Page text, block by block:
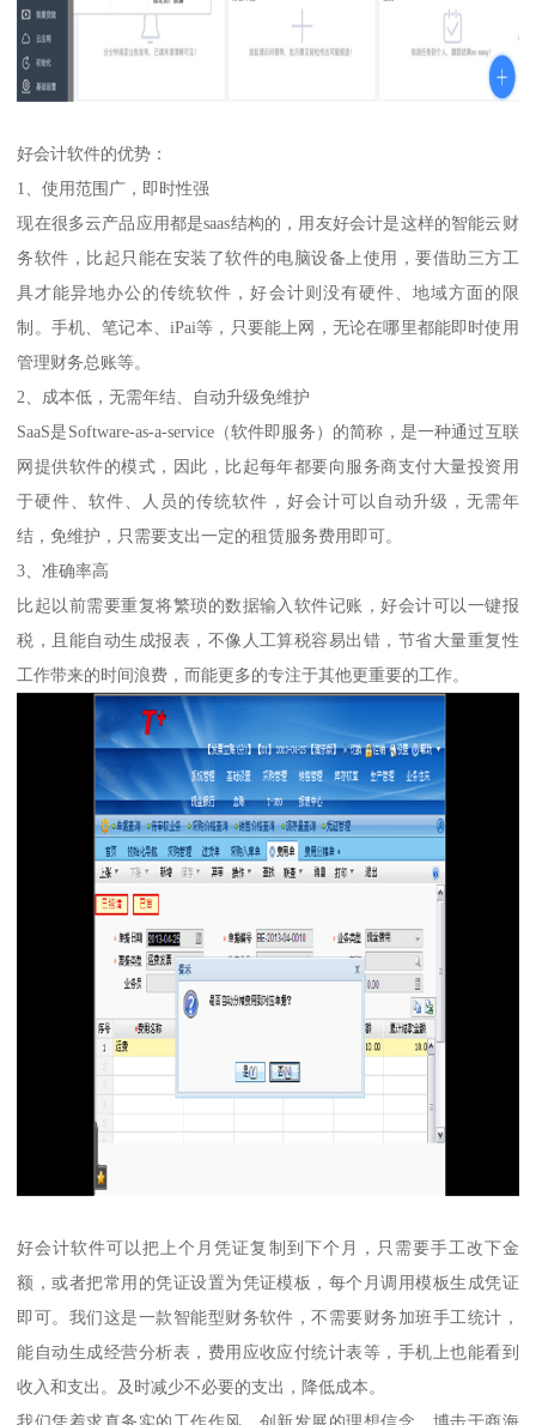
好会计软件的优势：
1、使用范围广，即时性强
现在很多云产品应用都是saas结构的，用友好会计是这样的智能云财
务软件，比起只能在安装了软件的电脑设备上使用，要借助三方工
具才能异地办公的传统软件，好会计则没有硬件、地域方面的限
制。手机、笔记本、iPai等，只要能上网，无论在哪里都能即时使用
管理财务总账等。
2、成本低，无需年结、自动升级免维护
SaaS是Software-as-a-service（软件即服务）的简称，是一种通过互联
网提供软件的模式，因此，比起每年都要向服务商支付大量投资用
于硬件、软件、人员的传统软件，好会计可以自动升级，无需年
结，免维护，只需要支出一定的租赁服务费用即可。
3、准确率高
比起以前需要重复将繁琐的数据输入软件记账，好会计可以一键报
税，且能自动生成报表，不像人工算税容易出错，节省大量重复性
工作带来的时间浪费，而能更多的专注于其他更重要的工作。
好会计软件可以把上个月凭证复制到下个月，只需要手工改下金
额，或者把常用的凭证设置为凭证模板，每个月调用模板生成凭证
即可。我们这是一款智能型财务软件，不需要财务加班手工统计，
能自动生成经营分析表，费用应收应付统计表等，手机上也能看到
收入和支出。及时减少不必要的支出，降低成本。
我们凭着求真务实的工作作风、创新发展的理想信念，博击于商海